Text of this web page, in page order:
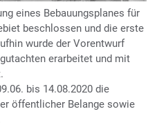
eines Bebauungsplanes für
beschlossen und die erste
wurde der Vorentwurf
erarbeitet und mit
bis 14.08.2020 die
öffentlicher Belange sowie